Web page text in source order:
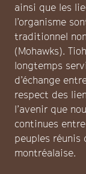
ainsi que les
l’organisme
traditionnel
(Mohawks).
longtemps
d’échange
respect des
l’avenir que
continues
peuples réunis
montréalaise.